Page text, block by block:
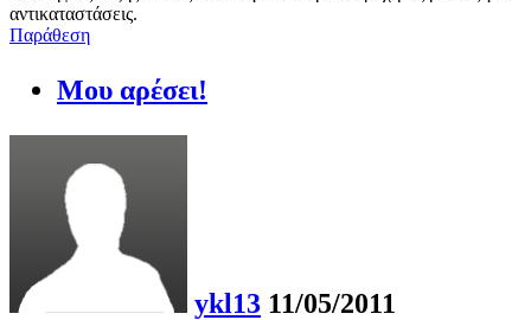
αντικαταστάσεις.
Παράθεση
Μου αρέσει!
ykl13 11/05/2011